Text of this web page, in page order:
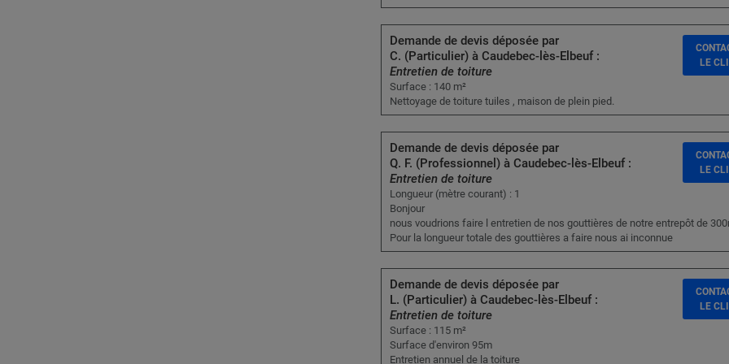
Demande de devis déposée par
C. (Particulier) à Caudebec-lès-Elbeuf :
Entretien de toiture
Surface : 140 m²
Nettoyage de toiture tuiles , maison de plein pied.
LE
Demande de devis déposée par
Q. F. (Professionnel) à Caudebec-lès-Elbeuf :
Entretien de toiture
Longueur (mètre courant) : 1
Bonjour
nous voudrions faire l entretien de nos gouttières de notre entrepôt de
Pour la longueur totale des gouttières a faire nous ai inconnue
LE
Demande de devis déposée par
L. (Particulier) à Caudebec-lès-Elbeuf :
Entretien de toiture
Surface : 115 m²
Surface d'environ 95m
Entretien annuel de la toiture
LE